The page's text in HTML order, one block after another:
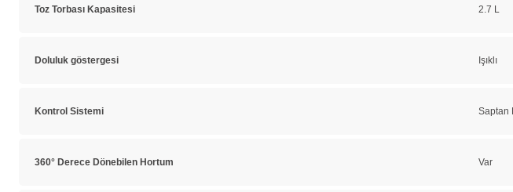
Toz Torbası Kapasitesi 2.7 L
Doluluk göstergesi Işıklı
Kontrol Sistemi Saptan
360° Derece Dönebilen Hortum Var